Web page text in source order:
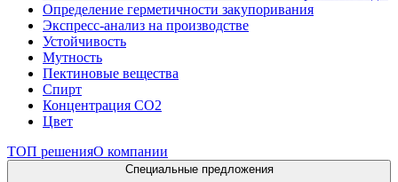
Определение герметичности закупоривания
Экспресс-анализ на производстве
Устойчивость
Мутность
Пектиновые вещества
Спирт
Концентрация СО2
Цвет
ТОП решенияО компании
Специальные предложения